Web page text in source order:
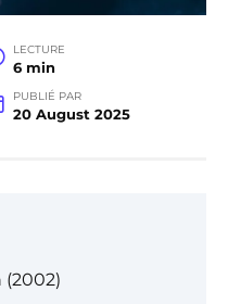
LECTURE
6 min
PUBLIÉ PAR
20 August 2025
(2002)